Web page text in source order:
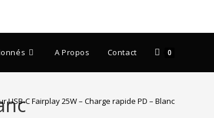
A Propos Contact 0
USB-C Fairplay 25W – Charge rapide PD – Blanc